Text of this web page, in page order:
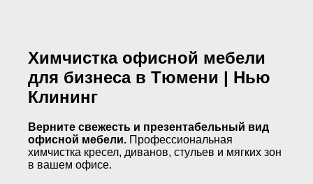
Химчистка офисной мебели
для бизнеса в Тюмени | Нью
Клининг
Верните свежесть и презентабельный вид
офисной мебели. Профессиональная
химчистка кресел, диванов, стульев и мягких зон
в вашем офисе.